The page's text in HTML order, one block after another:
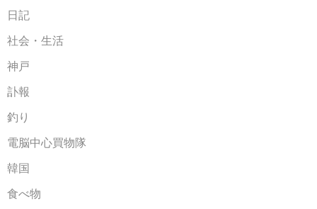
日記
社会・生活
神戸
訃報
釣り
電脳中心買物隊
韓国
食べ物